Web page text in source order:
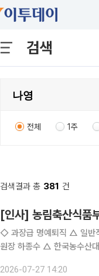
검색
전체 1주
검색결과 총 381 건
[인사] 농림축산식품
◇ 과장급 명예퇴직 △ 일반직고위공무원 명예특진 손윤하 ◇ 과
원장 하종수 △ 한국농수산대학교 운영지
2026-07-27 14:20